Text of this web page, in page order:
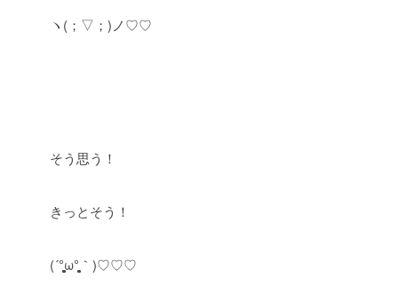
ヽ(；▽；)ノ♡♡
そう思う！
きっとそう！
(´°̥̥̥̥̥̥̥̥ω°̥̥̥̥̥̥̥̥｀)♡♡♡